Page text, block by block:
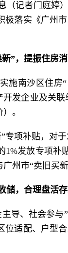
（记者门庭婷
极落实《广州
”，提振住房
施南沙区住房
开发企业及关
。
专项补贴，对
1%发放专项补
广州市“卖旧买
储，合理盘活
导、社会参
位适配、户型